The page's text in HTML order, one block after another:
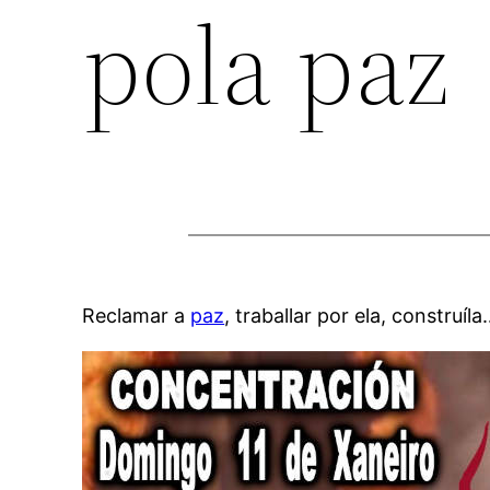
pola paz
Reclamar a paz, traballar por ela,